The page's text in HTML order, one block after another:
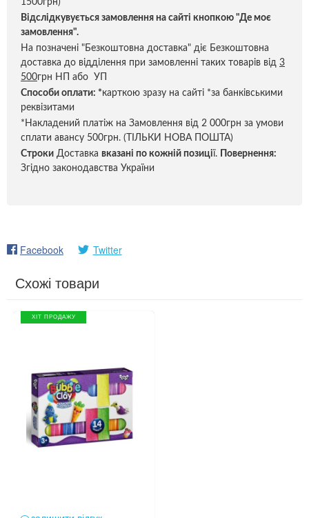
1500грн)
Відслідкувується замовлення на сайті кнопкою "Де моє
замовлення".
На позначені "Безкоштовна доставка" діє Безкоштовна
доставка до відділення при замовленні таких товарів від 3
500грн НП або УП
Способи оплати: *карткою зразу на сайті *за банківськими
реквізитами
*Накладений платіж на Замовлення від 2 000грн за умови
сплати авансу 500грн. (ТІЛЬКИ НОВА ПОШТА)
Строки Доставка вказані по кожній позиції.
Повернення:
Згідно законодавства України
Facebook Twitter
Схожі товари
ХІТ ПРОДАЖУ